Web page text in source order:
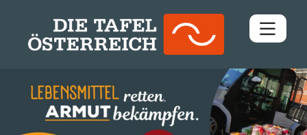
Downloads
Kontakt